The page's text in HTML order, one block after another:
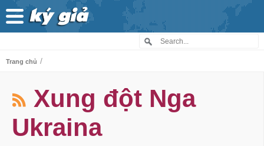
Trang chủ /
Xung đột Nga
Ukraina